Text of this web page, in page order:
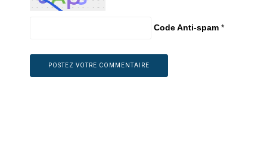
Code Anti-spam *